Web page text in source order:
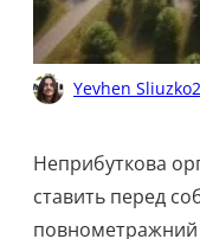
Yevhen Sliuzko
Неприбуткова
ставить перед
повнометражний